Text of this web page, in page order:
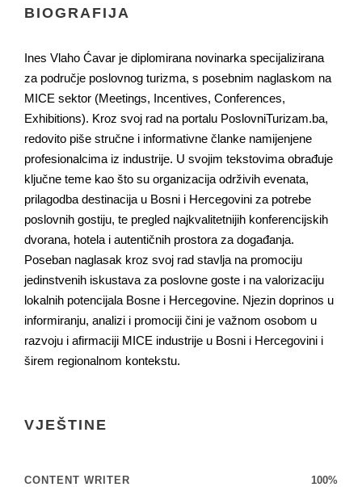
BIOGRAFIJA
Ines Vlaho Ćavar je diplomirana novinarka specijalizirana
za područje poslovnog turizma, s posebnim naglaskom na
MICE sektor (Meetings, Incentives, Conferences,
Exhibitions). Kroz svoj rad na portalu PoslovniTurizam.ba,
redovito piše stručne i informativne članke namijenjene
profesionalcima iz industrije. U svojim tekstovima obrađuje
ključne teme kao što su organizacija održivih evenata,
prilagodba destinacija u Bosni i Hercegovini za potrebe
poslovnih gostiju, te pregled najkvalitetnijih konferencijskih
dvorana, hotela i autentičnih prostora za događanja.
Poseban naglasak kroz svoj rad stavlja na promociju
jedinstvenih iskustava za poslovne goste i na valorizaciju
lokalnih potencijala Bosne i Hercegovine. Njezin doprinos u
informiranju, analizi i promociji čini je važnom osobom u
razvoju i afirmaciji MICE industrije u Bosni i Hercegovini i
širem regionalnom kontekstu.
VJEŠTINE
CONTENT WRITER 100%